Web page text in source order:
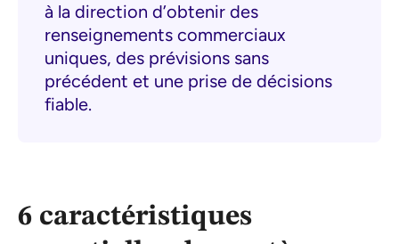
à la direction d’obtenir des
renseignements commerciaux
uniques, des prévisions sans
précédent et une prise de décisions
fiable.
6 caractéristiques